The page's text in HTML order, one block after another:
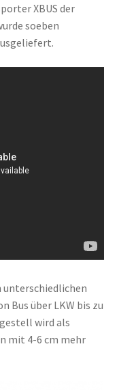
XBUS der
soeben
unterschiedlichen
Bus über LKW bis zu
wird als
mit 4-6 cm mehr